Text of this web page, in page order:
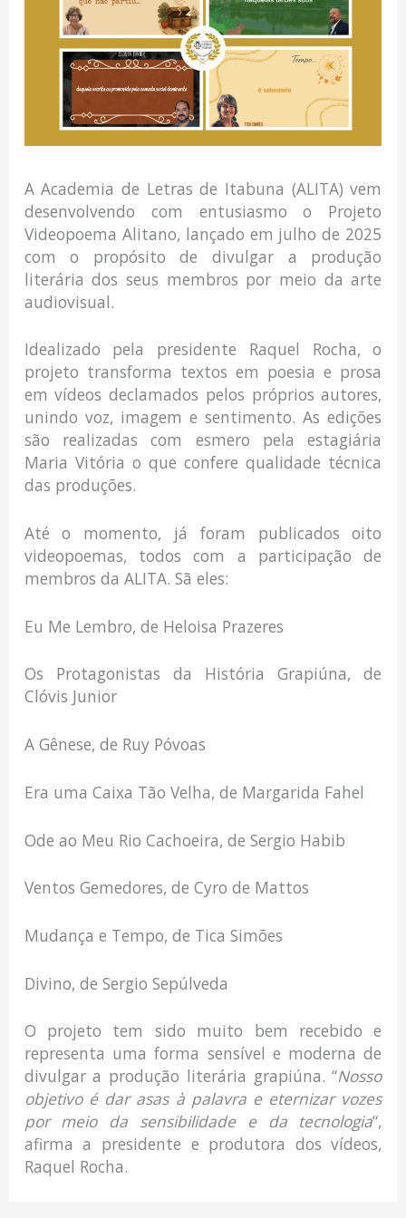
A Academia de Letras de Itabuna (ALITA) vem
desenvolvendo com entusiasmo o Projeto
Videopoema Alitano, lançado em julho de 2025
com o propósito de divulgar a produção
literária dos seus membros por meio da arte
audiovisual.
Idealizado pela presidente Raquel Rocha, o
projeto transforma textos em poesia e prosa
em vídeos declamados pelos próprios autores,
unindo voz, imagem e sentimento. As edições
são realizadas com esmero pela estagiária
Maria Vitória o que confere qualidade técnica
das produções.
Até o momento, já foram publicados oito
videopoemas, todos com a participação de
membros da ALITA. Sã eles:
Eu Me Lembro, de Heloisa Prazeres
Os Protagonistas da História Grapiúna, de
Clóvis Junior
A Gênese, de Ruy Póvoas
Era uma Caixa Tão Velha, de Margarida Fahel
Ode ao Meu Rio Cachoeira, de Sergio Habib
Ventos Gemedores, de Cyro de Mattos
Mudança e Tempo, de Tica Simões
Divino, de Sergio Sepúlveda
O projeto tem sido muito bem recebido e
representa uma forma sensível e moderna de
divulgar a produção literária grapiúna. “Nosso
objetivo é dar asas à palavra e eternizar vozes
por meio da sensibilidade e da tecnologia“,
afirma a presidente e produtora dos vídeos,
Raquel Rocha.